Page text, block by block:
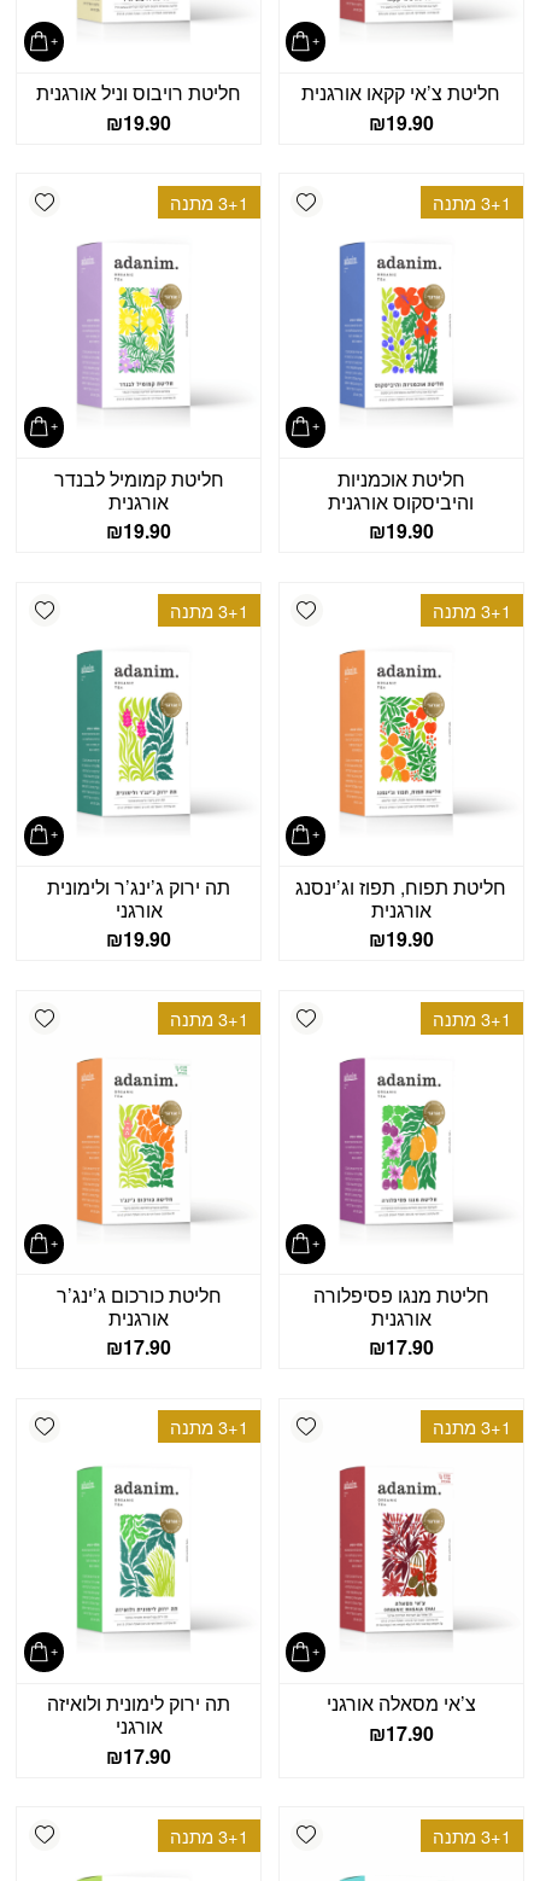
חליטת צ’אי קקאו אורגנית
₪19.90
חליטת רויבוס וניל אורגנית
₪19.90
Add wishlist 3+1 מתנה
חליטת אוכמניות
והיביסקוס אורגנית
₪19.90
3+1 מתנה
חליטת קמומיל לבנדר
אורגנית
₪19.90
Add wishlist 3+1 מתנה
חליטת תפוח, תפוז וג’ינסנג
אורגנית
₪19.90
3+1 מתנה
תה ירוק ג’ינג’ר ולימונית
אורגני
₪19.90
Add wishlist 3+1 מתנה
חליטת מנגו פסיפלורה
אורגנית
₪17.90
3+1 מתנה
חליטת כורכום ג’ינג’ר
אורגנית
₪17.90
Add wishlist 3+1 מתנה
צ’אי מסאלה אורגני
₪17.90
3+1 מתנה
תה ירוק לימונית ולואיזה
אורגני
₪17.90
Add wishlist 3+1 מתנה 3+1 מתנה